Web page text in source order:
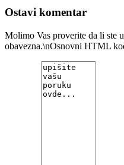
Ostavi komentar
Molimo Vas proverite da li ste
obavezna.\nOsnovni HTML